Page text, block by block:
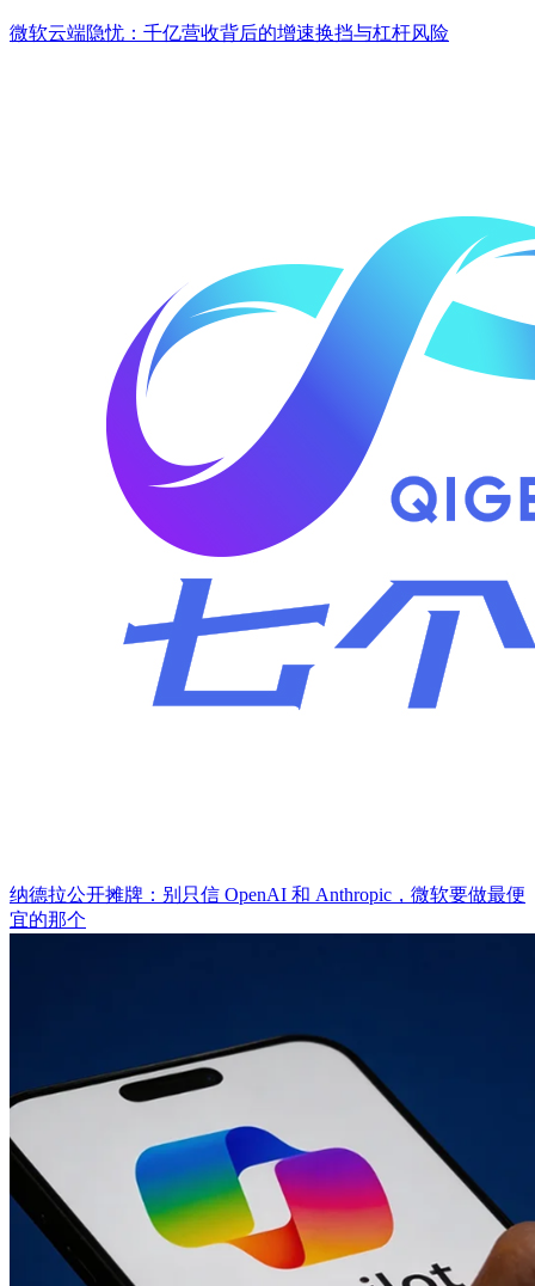
微软云端隐忧：千亿营收背后的增速换挡与杠杆风险
纳德拉公开摊牌：别只信 OpenAI 和 Anthropic，微软要做最便
宜的那个